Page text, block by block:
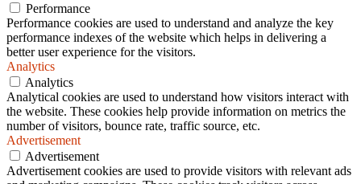
Performance
Performance cookies are used to understand and analyze the key
performance indexes of the website which helps in delivering a
better user experience for the visitors.
Analytics
Analytics
Analytical cookies are used to understand how visitors interact with
the website. These cookies help provide information on metrics the
number of visitors, bounce rate, traffic source, etc.
Advertisement
Advertisement
Advertisement cookies are used to provide visitors with relevant ads